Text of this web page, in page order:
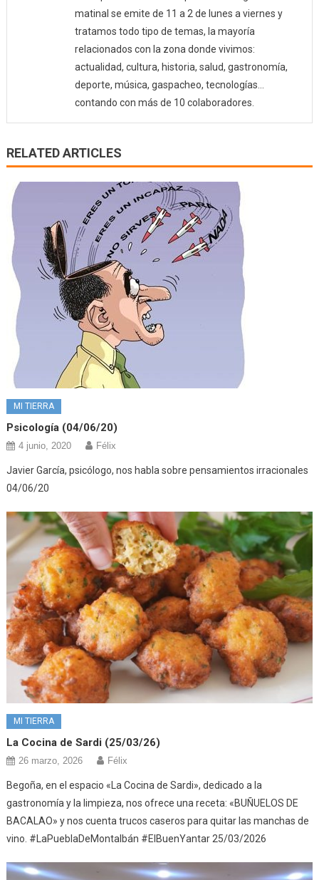
matinal se emite de 11 a 2 de lunes a viernes y
tratamos todo tipo de temas, la mayoría
relacionados con la zona donde vivimos:
actualidad, cultura, historia, salud, gastronomía,
deporte, música, gaspacheo, tecnologías…
contando con más de 10 colaboradores.
RELATED ARTICLES
MI TIERRA
Psicología (04/06/20)
4 junio, 2020 Félix
Javier García, psicólogo, nos habla sobre pensamientos irracionales
04/06/20
MI TIERRA
La Cocina de Sardi (25/03/26)
26 marzo, 2026 Félix
Begoña, en el espacio «La Cocina de Sardi», dedicado a la
gastronomía y la limpieza, nos ofrece una receta: «BUÑUELOS DE
BACALAO» y nos cuenta trucos caseros para quitar las manchas de
vino. #LaPueblaDeMontalbán #ElBuenYantar 25/03/2026